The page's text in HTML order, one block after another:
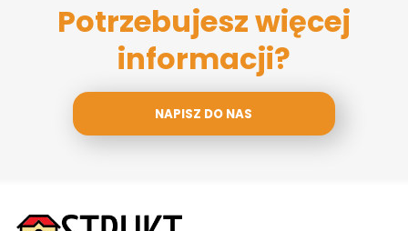
Potrzebujesz więcej
informacji?
NAPISZ DO NAS